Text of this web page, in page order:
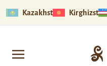
Kazakhstan Kirghizstan